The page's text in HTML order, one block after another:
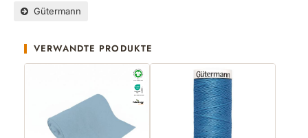
Gütermann
VERWANDTE PRODUKTE